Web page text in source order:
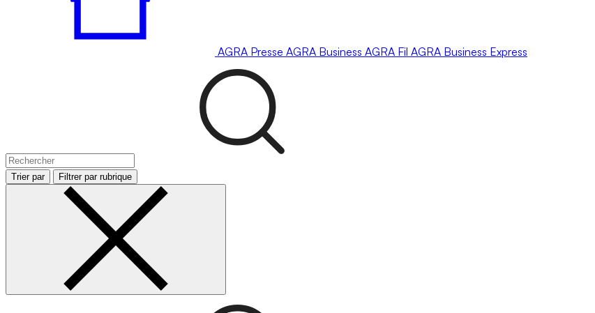
AGRA Presse AGRA Business AGRA Fil AGRA Business Express
Trier par Filtrer par rubrique